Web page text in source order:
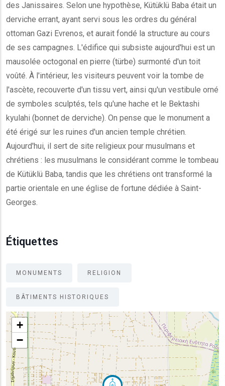
des Janissaires. Selon une hypothèse, Kütüklü Baba était un
derviche errant, ayant servi sous les ordres du général
ottoman Gazi Evrenos, et aurait fondé la structure au cours
de ses campagnes. L'édifice qui subsiste aujourd'hui est un
mausolée octogonal en pierre (türbe) surmonté d'un toit
voûté. À l'intérieur, les visiteurs peuvent voir la tombe de
l'ascète, recouverte d'un tissu vert, ainsi qu'un vestibule orné
de symboles sculptés, tels qu'une hache et le Bektashi
kyulahi (bonnet de derviche). On pense que le monument a
été érigé sur les ruines d'un ancien temple chrétien.
Aujourd'hui, il sert de site religieux pour musulmans et
chrétiens : les musulmans le considérant comme le tombeau
de Kütüklü Baba, tandis que les chrétiens ont transformé la
partie orientale en une église de fortune dédiée à Saint-
Georges.
Étiquettes
MONUMENTS RELIGION
BÂTIMENTS HISTORIQUES
+
−